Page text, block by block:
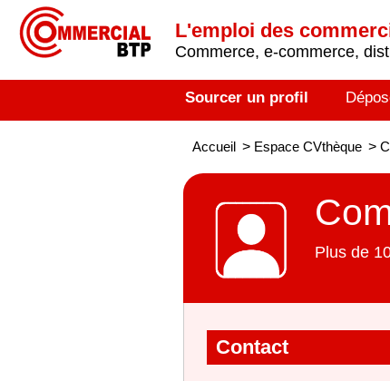
L'emploi des
Commerce, e-commerce,
Sourcer un profil
Accueil > Espace CVthèque >
Plus de
Contact